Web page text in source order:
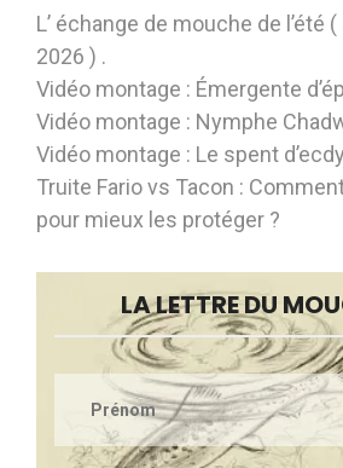
L’ échange de mouche de l’été
2026 ) .
Vidéo montage : Émergente
Vidéo montage : Nymphe
Vidéo montage : Le spent
Truite Fario vs Tacon :
pour mieux les protéger ?
LA LETTRE DU